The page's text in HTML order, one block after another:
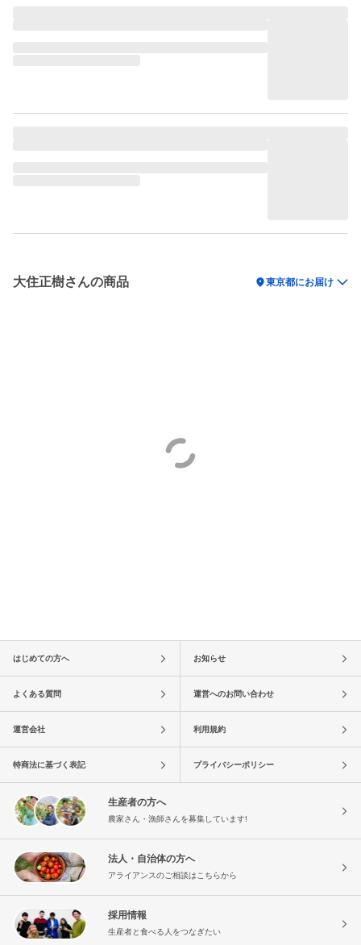
大住正樹さんの商品 location_on東京都にお届け
はじめての方へ お知らせ
よくある質問 運営へのお問い合わせ
運営会社 利用規約
特商法に基づく表記 プライバシーポリシー
生産者の方へ
農家さん・漁師さんを募集しています!
法人・自治体の方へ
アライアンスのご相談はこちらから
採用情報
生産者と食べる人をつなぎたい